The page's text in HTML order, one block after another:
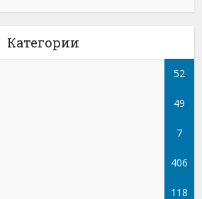
Категории
52
49
7
406
118